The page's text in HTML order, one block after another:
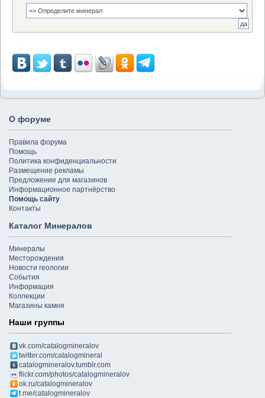
О форуме
Правила форума
Помощь
Политика конфиденциальности
Размещение рекламы
Предложение для магазинов
Информационное партнёрство
Помощь сайту
Контакты
Каталог Минералов
Минералы
Месторождения
Новости геологии
События
Информация
Коллекции
Магазины камня
Наши группы
vk.com/catalogmineralov
twitter.com/catalogmineral
catalogmineralov.tumblr.com
flickr.com/photos/catalogmineralov
ok.ru/catalogmineralov
t.me/catalogmineralov